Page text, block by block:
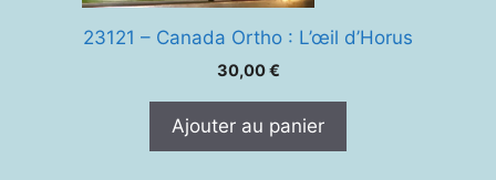
23121 – Canada Ortho : L’œil d’Horus
30,00€
Ajouter au panier